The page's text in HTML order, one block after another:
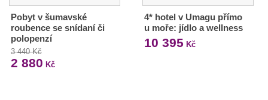
Pobyt v šumavské
roubence se snídaní či
polopenzí
3 440 Kč
2 880 Kč
4* hotel v Umagu přímo
u moře: jídlo a wellness
10 395 Kč